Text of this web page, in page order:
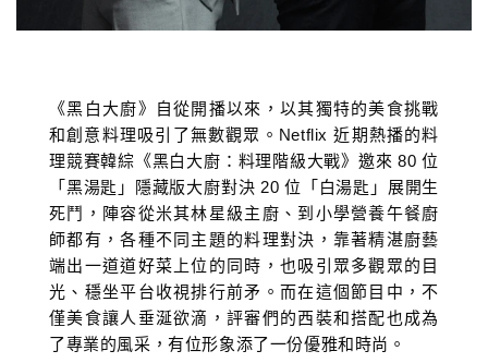
《黑白大廚》自從開播以來，以其獨特的美食挑戰
和創意料理吸引了無數觀眾。Netflix 近期熱播的料
理競賽韓綜《黑白大廚：料理階級大戰》邀來 80 位
「黑湯匙」隱藏版大廚對決 20 位「白湯匙」展開生
死鬥，陣容從米其林星級主廚、到小學營養午餐廚
師都有，各種不同主題的料理對決，靠著精湛廚藝
端出一道道好菜上位的同時，也吸引眾多觀眾的目
光、穩坐平台收視排行前矛。而在這個節目中，不
僅美食讓人垂涎欲滴，評審們的西裝和搭配也成為
了專業的風采，有位形象添了一份優雅和時尚。